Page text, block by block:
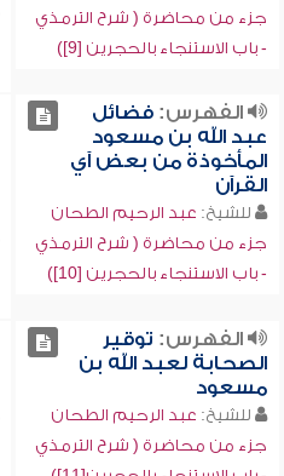
جزء من محاضرة ( شرح الترمذي
- باب الاستنجاء بالحجرين [9])
الفهرس:فضائل
عبد الله بن مسعود
المأخوذة من بعض آي
القرآن
للشيخ: عبد الرحيم الطحان
جزء من محاضرة ( شرح الترمذي
- باب الاستنجاء بالحجرين [10])
الفهرس: توقير
الصحابة لعبد الله بن
مسعود
للشيخ: عبد الرحيم الطحان
جزء من محاضرة ( شرح الترمذي